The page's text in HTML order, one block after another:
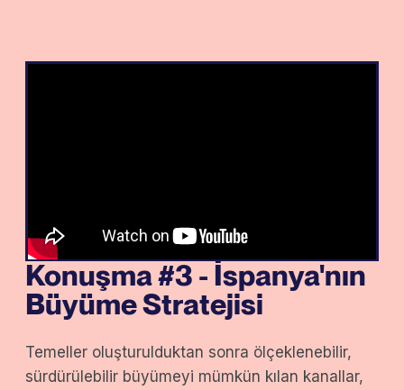
Konuşma #3 - İspanya'nın
Büyüme Stratejisi
Temeller oluşturulduktan sonra ölçeklenebilir,
sürdürülebilir büyümeyi mümkün kılan kanallar,